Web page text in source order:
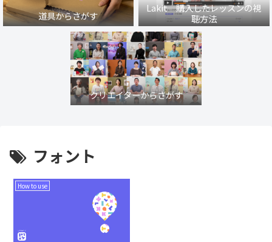
道具からさがす
Lakit 購入したレッスンの視
聴方法
クリエイターからさがす
フォント
How to use